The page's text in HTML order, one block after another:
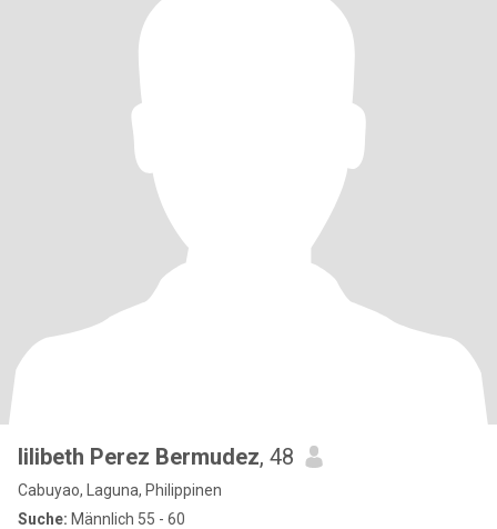
lilibeth Perez Bermudez, 48
Cabuyao, Laguna, Philippinen
Suche: Männlich 55 - 60